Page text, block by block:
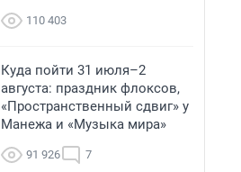
110 403
Куда пойти 31 июля–2
августа: праздник флоксов,
«Пространственный сдвиг» у
Манежа и «Музыка мира»
91 926 7